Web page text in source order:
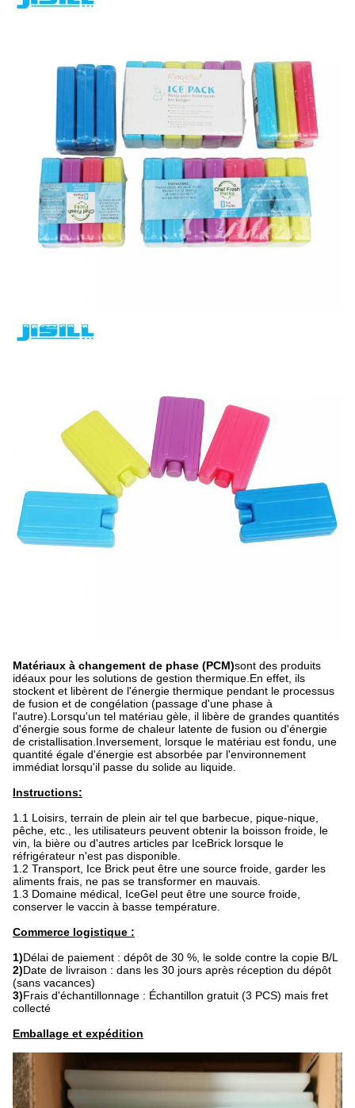
Matériaux à changement de phase (PCM)sont des produits
idéaux pour les solutions de gestion thermique.En effet, ils
stockent et libèrent de l'énergie thermique pendant le processus
de fusion et de congélation (passage d'une phase à
l'autre).Lorsqu'un tel matériau gèle, il libère de grandes quantités
d'énergie sous forme de chaleur latente de fusion ou d'énergie
de cristallisation.Inversement, lorsque le matériau est fondu, une
quantité égale d'énergie est absorbée par l'environnement
immédiat lorsqu'il passe du solide au liquide.
Instructions:
1.1 Loisirs, terrain de plein air tel que barbecue, pique-nique,
pêche, etc., les utilisateurs peuvent obtenir la boisson froide, le
vin, la bière ou d'autres articles par IceBrick lorsque le
réfrigérateur n'est pas disponible.
1.2 Transport, Ice Brick peut être une source froide, garder les
aliments frais, ne pas se transformer en mauvais.
1.3 Domaine médical, IceGel peut être une source froide,
conserver le vaccin à basse température.
Commerce logistique :
1)Délai de paiement : dépôt de 30 %, le solde contre la copie B/L
2)Date de livraison : dans les 30 jours après réception du dépôt
(sans vacances)
3)Frais d'échantillonnage : Échantillon gratuit (3 PCS) mais fret
collecté
Emballage et expédition